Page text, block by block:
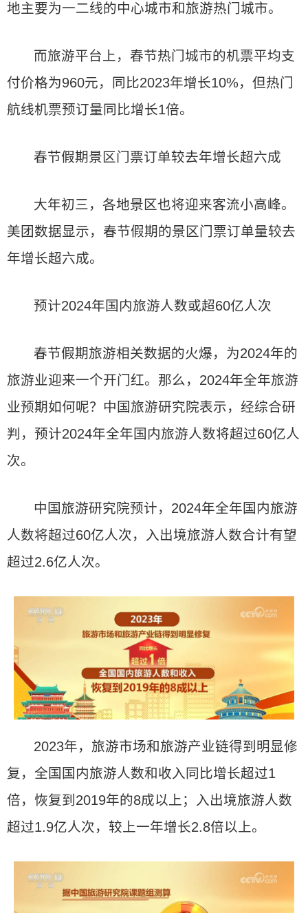
地主要为一二线的中心城市和旅游热门城市。
而旅游平台上，春节热门城市的机票平均支
付价格为960元，同比2023年增长10%，但热门
航线机票预订量同比增长1倍。
春节假期景区门票订单较去年增长超六成
大年初三，各地景区也将迎来客流小高峰。
美团数据显示，春节假期的景区门票订单量较去
年增长超六成。
预计2024年国内旅游人数或超60亿人次
春节假期旅游相关数据的火爆，为2024年的
旅游业迎来一个开门红。那么，2024年全年旅游
业预期如何呢？中国旅游研究院表示，经综合研
判，预计2024年全年国内旅游人数将超过60亿人
次。
中国旅游研究院预计，2024年全年国内旅游
人数将超过60亿人次，入出境旅游人数合计有望
超过2.6亿人次。
2023年，旅游市场和旅游产业链得到明显修
复，全国国内旅游人数和收入同比增长超过1
倍，恢复到2019年的8成以上；入出境旅游人数
超过1.9亿人次，较上一年增长2.8倍以上。